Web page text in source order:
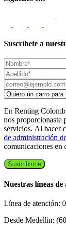
Suscríbete a
En Renting
nos proporcionaste
servicios. Al hacer
de administración
comunicaciones en
Nuestras líneas de
Línea de atención:
Desde Medellín: